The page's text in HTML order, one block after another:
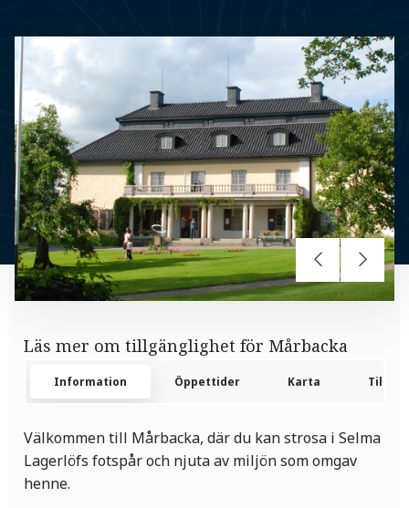
Läs mer om tillgänglighet för Mårbacka
Information Öppettider Karta
Välkommen till Mårbacka, där du kan strosa i Selma
Lagerlöfs fotspår och njuta av miljön som omgav
henne.